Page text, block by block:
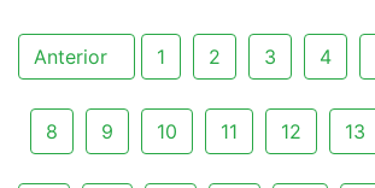
Anterior 1 2 3 4
8 9 10 11 12 13